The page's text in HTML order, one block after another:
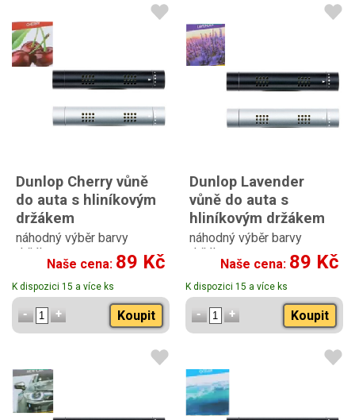
Dunlop Cherry vůně
do auta s hliníkovým
držákem
náhodný výběr barvy
držáku
Naše cena: 89 Kč
K dispozici 15 a více ks
Koupit
Dunlop Lavender
vůně do auta s
hliníkovým držákem
náhodný výběr barvy
držáku
Naše cena: 89 Kč
K dispozici 15 a více ks
Koupit